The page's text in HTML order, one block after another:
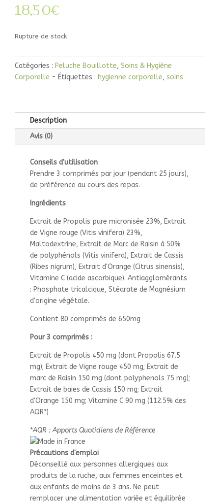
18,50€
Rupture de stock
Catégories : Peluche Bouillotte, Soins & Hygiène
Corporelle
Étiquettes : hygienne corporelle, soins
Description
Avis (0)
Conseils d'utilisation
Prendre 3 comprimés par jour (pendant 25 jours),
de préférence au cours des repas.
Ingrédients
Extrait de Propolis pure micronisée 23%, Extrait
de Vigne rouge (Vitis vinifera) 23%,
Maltodextrine, Extrait de Marc de Raisin à 50%
de polyphénols (Vitis vinifera), Extrait de Cassis
(Ribes nigrum), Extrait d'Orange (Citrus sinensis),
Vitamine C (acide ascorbique). Antiagglomérants
: Phosphate tricalcique, Stéarate de Magnésium
d'origine végétale.
Contient 80 comprimés de 650mg
Pour 3 comprimés :
Extrait de Propolis 450 mg (dont Propolis 67.5
mg); Extrait de Vigne rouge 450 mg; Extrait de
marc de Raisin 150 mg (dont polyphenols 75 mg);
Extrait de baies de Cassis 150 mg; Extrait
d'Orange 150 mg; Vitamine C 90 mg (112.5% des
AQR*)
*AQR : Apports Quotidiens de Référence
Précautions d'emploi
Déconseillé aux personnes allergiques aux
produits de la ruche, aux femmes enceintes et
aux enfants de moins de 3 ans. Ne peut
remplacer une alimentation variée et équilibrée